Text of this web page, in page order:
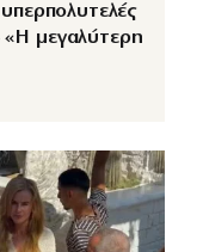
μεγαλύτερη